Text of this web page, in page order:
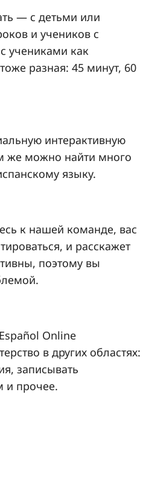
— с детьми или
и учеников с
учениками как
разная: 45 минут, 60
интерактивную
же можно найти много
языку.
к нашей команде, вас
и расскажет
поэтому вы
Online
в других областях:
записывать
и прочее.